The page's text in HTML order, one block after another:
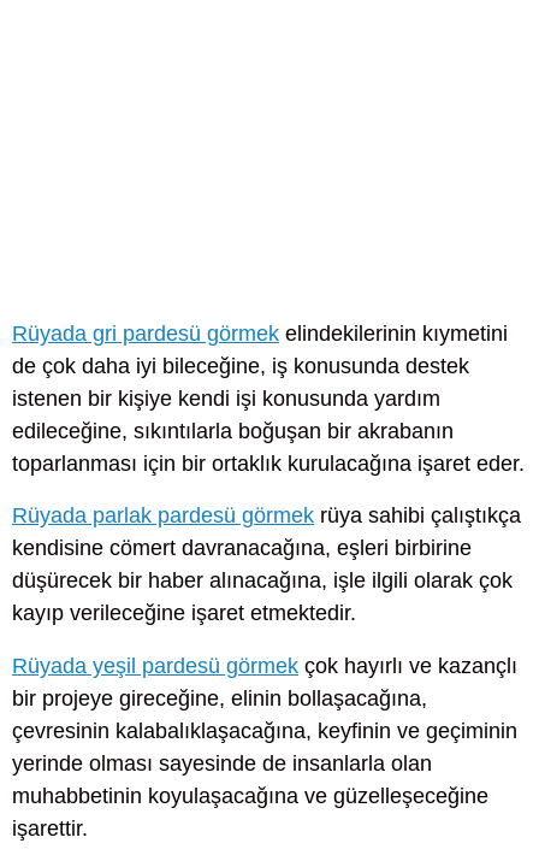
Rüyada gri pardesü görmek elindekilerinin kıymetini
de çok daha iyi bileceğine, iş konusunda destek
istenen bir kişiye kendi işi konusunda yardım
edileceğine, sıkıntılarla boğuşan bir akrabanın
toparlanması için bir ortaklık kurulacağına işaret eder.
Rüyada parlak pardesü görmek rüya sahibi çalıştıkça
kendisine cömert davranacağına, eşleri birbirine
düşürecek bir haber alınacağına, işle ilgili olarak çok
kayıp verileceğine işaret etmektedir.
Rüyada yeşil pardesü görmek çok hayırlı ve kazançlı
bir projeye gireceğine, elinin bollaşacağına,
çevresinin kalabalıklaşacağına, keyfinin ve geçiminin
yerinde olması sayesinde de insanlarla olan
muhabbetinin koyulaşacağına ve güzelleşeceğine
işarettir.